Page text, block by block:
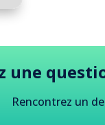
une
Rencontrez un